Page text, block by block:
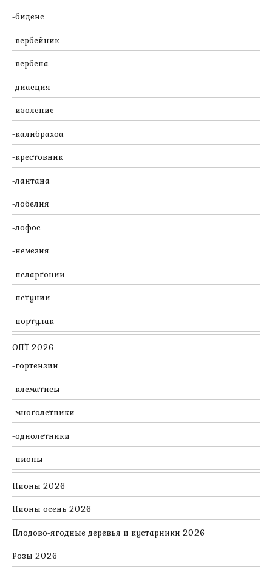
биденс
вербейник
вербена
диасция
изолепис
калибрахоа
крестовник
лантана
лобелия
лофос
немезия
пеларгонии
петунии
портулак
ОПТ 2026
гортензии
клематисы
многолетники
однолетники
пионы
Пионы 2026
Пионы осень 2026
Плодово-ягодные деревья и кустарники 2026
Розы 2026